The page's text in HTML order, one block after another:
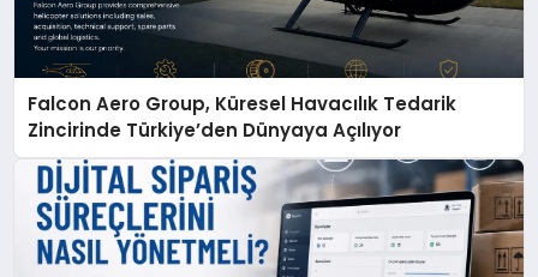
Falcon Aero Group, Küresel Havacılık Tedarik
Zincirinde Türkiye’den Dünyaya Açılıyor